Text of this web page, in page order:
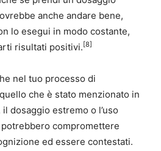
anche andare bene,
lo esegui in modo costante,
risultati positivi. [8]
nel tuo processo di
che è stato menzionato in
dosaggio estremo o l’uso
compromettere
ed essere contestati.